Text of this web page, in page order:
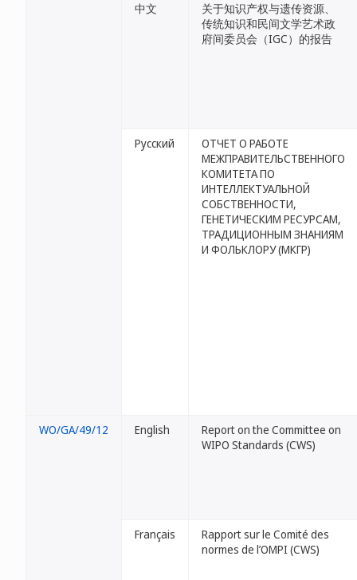
中文
关于知识产权与遗传资源、
传统知识和民间文学艺术政
府间委员会（IGC）的报告
Русский
ОТЧЕТ О РАБОТЕ
МЕЖПРАВИТЕЛЬСТВЕННОГО
КОМИТЕТА ПО
ИНТЕЛЛЕКТУАЛЬНОЙ
СОБСТВЕННОСТИ,
ГЕНЕТИЧЕСКИМ РЕСУРСАМ,
ТРАДИЦИОННЫМ ЗНАНИЯМ
И ФОЛЬКЛОРУ (МКГР)
WO/GA/49/12 English
Report on the Committee on
WIPO Standards (CWS)
Français
Rapport sur le Comité des
normes de l’OMPI (CWS)